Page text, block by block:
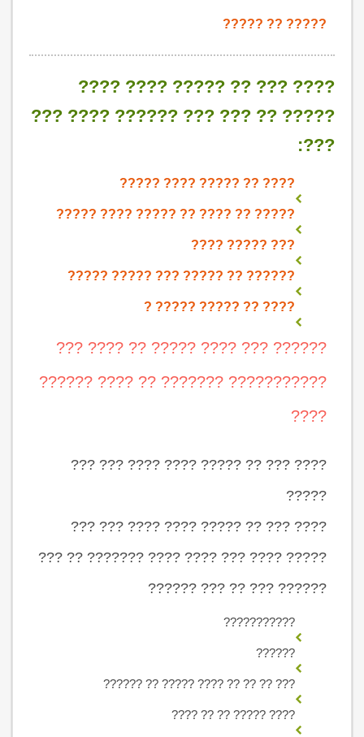
????? ?? ?????
???? ??? ?? ????? ???? ????
????? ?? ??? ??? ?????? ???? ???
???:
???? ?? ????? ???? ?????
????? ?? ???? ?? ????? ???? ?????
??? ????? ????
?????? ?? ????? ??? ????? ?????
???? ?? ????? ????? ?
?????? ??? ???? ????? ?? ???? ???
??????????? ??????? ?? ???? ??????
????
???? ??? ?? ????? ???? ???? ??? ???
?????
???? ??? ?? ????? ???? ???? ??? ???
????? ???? ??? ???? ???? ??????? ?? ???
?????? ??? ?? ??? ??????
???????????
??????
??? ?? ?? ?? ???? ????? ?? ??????
???? ????? ?? ?? ????